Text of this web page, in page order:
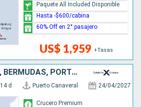
US$ 1,959 +Tasas
Paquete All Included Disponible
Hasta -$600/cabina
60% Off en 2° pasajero
ESTADOS UNIDOS, BERMUDAS, PORTUGAL, REINO UNIDO
14 d Puerto Canaveral 24/04/2027
Crucero Premium